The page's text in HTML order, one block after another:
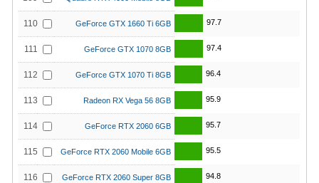
110 GeForce GTX 1660 Ti 6GB 97.7
111 GeForce GTX 1070 8GB 97.4
112 GeForce GTX 1070 Ti 8GB 96.4
113 Radeon RX Vega 56 8GB 95.9
114 GeForce RTX 2060 6GB 95.7
115 GeForce RTX 2060 Mobile 6GB 95.5
116 GeForce RTX 2060 Super 8GB 94.8